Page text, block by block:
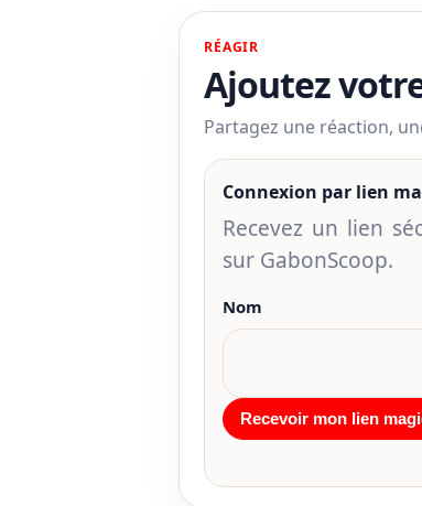
RÉAGIR
Ajoutez
Partagez une réaction,
Connexion par lien
Recevez un lien
sur GabonScoop.
Nom